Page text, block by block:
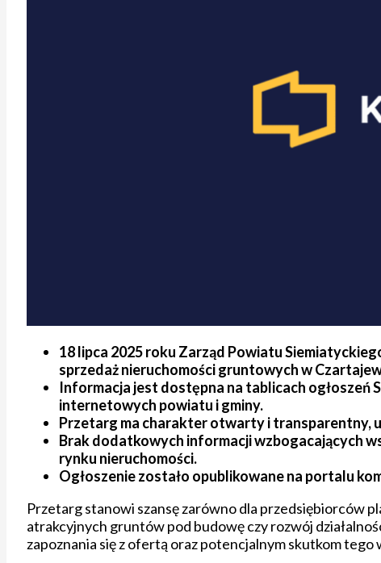
18 lipca 2025 roku Zarząd Powiatu
sprzedaż nieruchomości gruntowych w
Informacja jest dostępna na tablicach
internetowych powiatu i gminy.
Przetarg ma charakter otwarty i transparentny,
Brak dodatkowych informacji wzbogacających
rynku nieruchomości.
Ogłoszenie zostało opublikowane na portalu
Przetarg stanowi szansę zarówno dla przedsiębiorców
atrakcyjnych gruntów pod budowę czy rozwój
zapoznania się z ofertą oraz potencjalnym skutkom